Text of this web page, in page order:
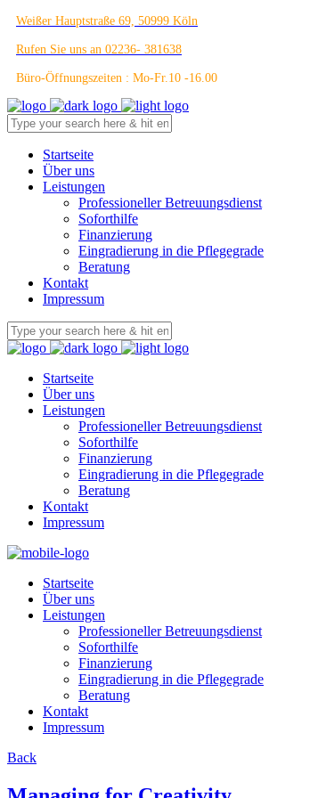
Weißer Hauptstraße 69, 50999 Köln
Rufen Sie uns an 02236- 381638
Büro-Öffnungszeiten : Mo-Fr.10 -16.00
Startseite
Über uns
Leistungen
Professioneller Betreuungsdienst
Soforthilfe
Finanzierung
Eingradierung in die Pflegegrade
Beratung
Kontakt
Impressum
Startseite
Über uns
Leistungen
Professioneller Betreuungsdienst
Soforthilfe
Finanzierung
Eingradierung in die Pflegegrade
Beratung
Kontakt
Impressum
Startseite
Über uns
Leistungen
Professioneller Betreuungsdienst
Soforthilfe
Finanzierung
Eingradierung in die Pflegegrade
Beratung
Kontakt
Impressum
Back